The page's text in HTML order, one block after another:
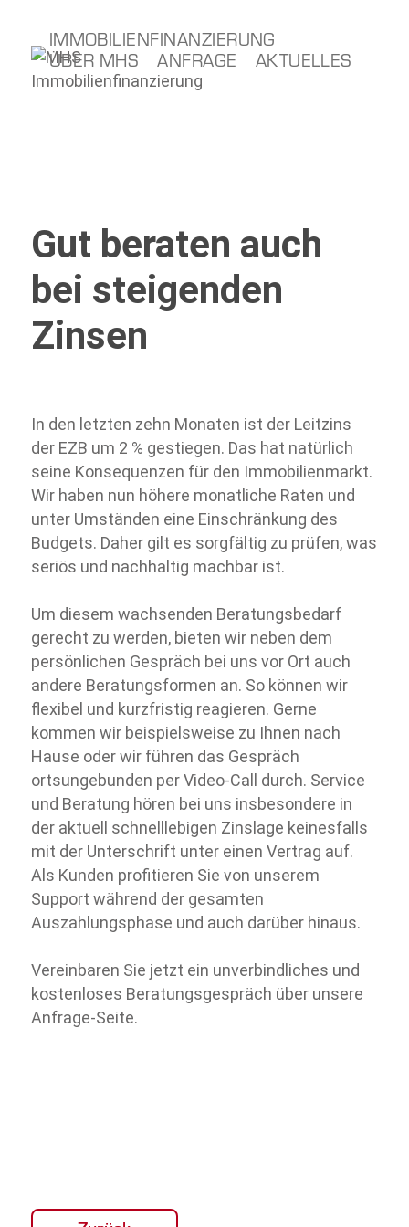
IMMOBILIENFINANZIERUNG
ÜBER MHS
ANFRAGE AKTUELLES
Gut beraten auch
bei steigenden
Zinsen
In den letzten zehn Monaten ist der Leitzins
der EZB um 2 % gestiegen. Das hat natürlich
seine Konsequenzen für den Immobilienmarkt.
Wir haben nun höhere monatliche Raten und
unter Umständen eine Einschränkung des
Budgets. Daher gilt es sorgfältig zu prüfen, was
seriös und nachhaltig machbar ist.
Um diesem wachsenden Beratungsbedarf
gerecht zu werden, bieten wir neben dem
persönlichen Gespräch bei uns vor Ort auch
andere Beratungsformen an. So können wir
flexibel und kurzfristig reagieren. Gerne
kommen wir beispielsweise zu Ihnen nach
Hause oder wir führen das Gespräch
ortsungebunden per Video-Call durch. Service
und Beratung hören bei uns insbesondere in
der aktuell schnelllebigen Zinslage keinesfalls
mit der Unterschrift unter einen Vertrag auf.
Als Kunden profitieren Sie von unserem
Support während der gesamten
Auszahlungsphase und auch darüber hinaus.
Vereinbaren Sie jetzt ein unverbindliches und
kostenloses Beratungsgespräch über unsere
Anfrage-Seite.